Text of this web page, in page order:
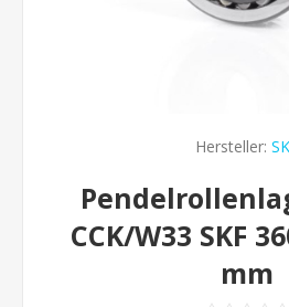
Hersteller:
CCK/W33 SKF
mm